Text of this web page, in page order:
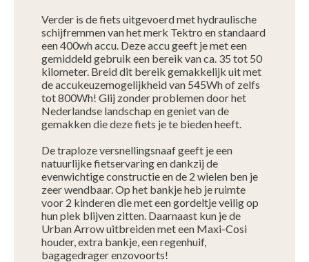
Verder is de fiets uitgevoerd met hydraulische
schijfremmen van het merk Tektro en standaard
een 400wh accu. Deze accu geeft je met een
gemiddeld gebruik een bereik van ca. 35 tot 50
kilometer. Breid dit bereik gemakkelijk uit met
de accukeuzemogelijkheid van 545Wh of zelfs
tot 800Wh! Glij zonder problemen door het
Nederlandse landschap en geniet van de
gemakken die deze fiets je te bieden heeft.
De traploze versnellingsnaaf geeft je een
natuurlijke fietservaring en dankzij de
evenwichtige constructie en de 2 wielen ben je
zeer wendbaar. Op het bankje heb je ruimte
voor 2 kinderen die met een gordeltje veilig op
hun plek blijven zitten. Daarnaast kun je de
Urban Arrow uitbreiden met een Maxi-Cosi
houder, extra bankje, een regenhuif,
bagagedrager enzovoorts!